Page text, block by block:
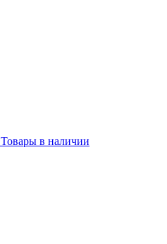
Товары в наличии